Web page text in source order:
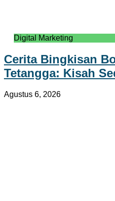
Digital Marketing
Cerita Bingkisan
Tetangga: Kisah
Agustus 6, 2026